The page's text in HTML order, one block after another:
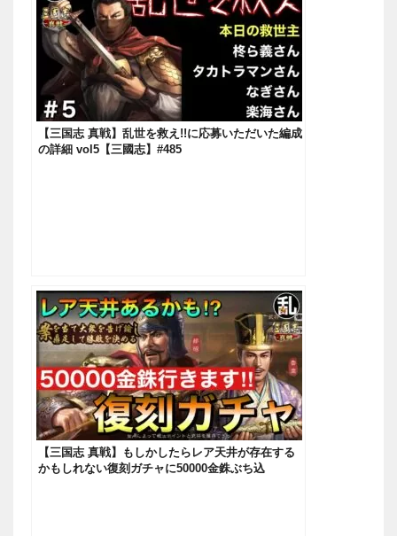
【三国志 真戦】乱世を救え!!に応募いただいた編成
の詳細 vol5【三國志】#485
【三国志 真戦】もしかしたらレア天井が存在する
かもしれない復刻ガチャに50000金銖ぶち込